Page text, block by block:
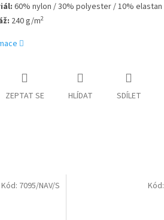
60% nylon / 30% polyester / 10% elastan
240 g/m2
ZEPTAT SE HLÍDAT SDÍLET
Kód: 7095/NAV/S Kód: